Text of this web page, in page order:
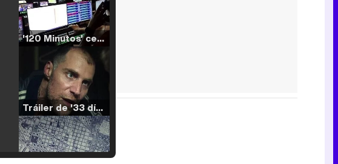
'120 Minutos' celebra sus 2.000 programas en Telemadrid con un vídeo del día a día en la redacción
Tráiler de '33 días', la nueva serie de Atresplayer con Julián Villagrán y José Manuel Poga